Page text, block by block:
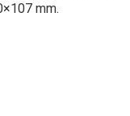
mm.